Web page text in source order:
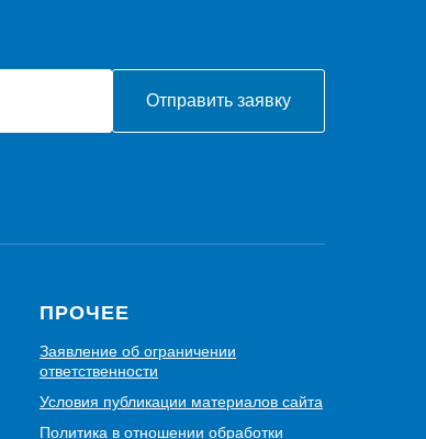
Отправить заявку
ПРОЧЕЕ
Заявление об ограничении
ответственности
Условия публикации материалов сайта
Политика в отношении обработки